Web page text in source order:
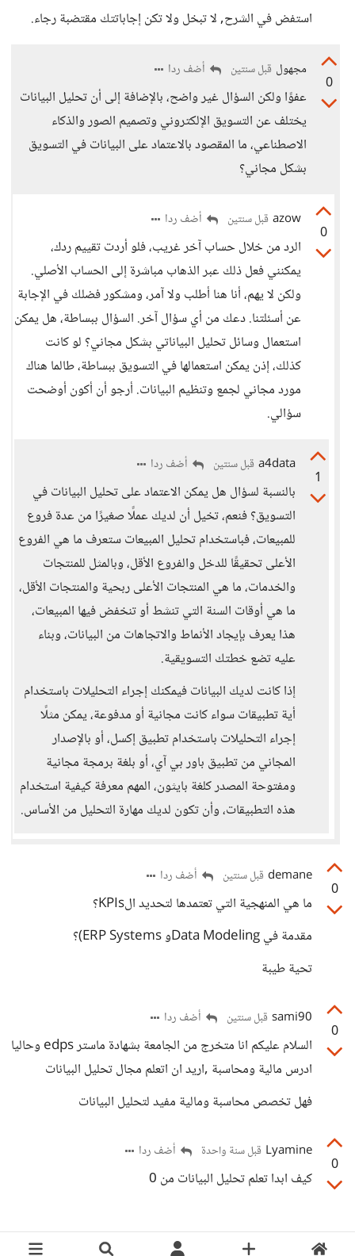
استفض في الشرح, لا تبخل ولا تكن إجاباتتك مقتضبة رجاء.
0
مجهول قبل سنتين أضف ردا
عفوًا ولكن السؤال غير واضح، بالإضافة إلى أن تحليل البيانات
يختلف عن التسويق الإلكتروني وتصميم الصور والذكاء
الاصطناعي، ما المقصود بالاعتماد على البيانات في التسويق
بشكل مجاني؟
0
azow قبل سنتين أضف ردا
الرد من خلال حساب آخر غريب، فلو أردت تقييم ردك،
يمكنني فعل ذلك عبر الذهاب مباشرة إلى الحساب الأصلي.
ولكن لا يهم، أنا هنا أطلب ولا آمر، ومشكور فضلك في الإجابة
عن أسئلتنا. دعك من أي سؤال آخر. السؤال ببساطة، هل يمكن
استعمال وسائل تحليل البياناتي بشكل مجاني؟ لو كانت
كذلك، إذن يمكن استعمالها في التسويق ببساطة، طالما هناك
مورد مجاني لجمع وتنظيم البيانات. أرجو أن أكون أوضحت
سؤالي.
1
a4data قبل سنتين أضف ردا
بالنسبة لسؤال هل يمكن الاعتماد على تحليل البيانات في
التسويق؟ فنعم، تخيل أن لديك عملًا صغيرًا من عدة فروع
للمبيعات، فباستخدام تحليل المبيعات ستعرف ما هي الفروع
الأعلى تحقيقًا للدخل والفروع الأقل، وبالمثل للمنتجات
والخدمات، ما هي المنتجات الأعلى ربحية والمنتجات الأقل،
ما هي أوقات السنة التي تنشط أو تنخفض فيها المبيعات،
هذا يعرف بإيجاد الأنماط والاتجاهات من البيانات، وبناء
عليه تضع خطتك التسويقية.
إذا كانت لديك البيانات فيمكنك إجراء التحليلات باستخدام
أية تطبيقات سواء كانت مجانية أو مدفوعة، يمكن مثلًا
إجراء التحليلات باستخدام تطبيق إكسل، أو بالإصدار
المجاني من تطبيق باور بي آي، أو بلغة برمجة مجانية
ومفتوحة المصدر كلغة بايثون، المهم معرفة كيفية استخدام
هذه التطبيقات، وأن تكون لديك مهارة التحليل من الأساس.
0
demane قبل سنتين أضف ردا
ما هي المنهجية التي تعتمدها لتحديد الKPIs؟
مقدمة في Data Modelingو ERP Systems)؟
تحية طيبة
0
sami90 قبل سنتين أضف ردا
السلام عليكم انا متخرج من الجامعة بشهادة ماستر edps وحاليا
ادرس مالية ومحاسبة ,اريد ان اتعلم مجال تحليل البيانات
فهل تخصص محاسبة ومالية مفيد لتحليل البيانات
0
Lyamine قبل سنة واحدة أضف ردا
كيف ابدا تعلم تحليل البيانات من 0